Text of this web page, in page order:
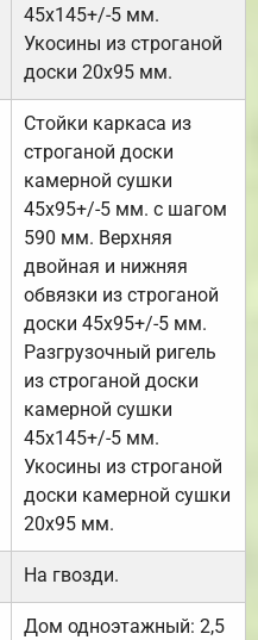
45х145+/-5 мм.
Укосины из строганой
доски 20х95 мм.
Стойки каркаса из
строганой доски
камерной сушки
45х95+/-5 мм. с шагом
590 мм. Верхняя
двойная и нижняя
обвязки из строганой
доски 45х95+/-5 мм.
Разгрузочный ригель
из строганой доски
камерной сушки
45х145+/-5 мм.
Укосины из строганой
доски камерной сушки
20х95 мм.
На гвозди.
Дом одноэтажный: 2,5